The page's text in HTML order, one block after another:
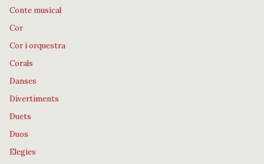
Conte musical
Cor
Cor i orquestra
Corals
Danses
Divertiments
Duets
Duos
Elegies